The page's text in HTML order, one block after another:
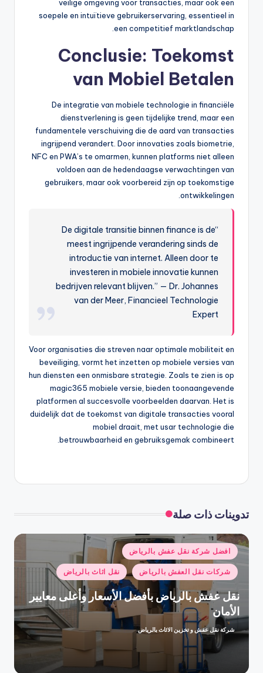
veilige omgeving voor transacties, maar ook een
soepele en intuïtieve gebruikerservaring, essentieel in
een competitief marktlandschap.
Conclusie: Toekomst
van Mobiel Betalen
De integratie van mobiele technologie in financiële
dienstverlening is geen tijdelijke trend, maar een
fundamentele verschuiving die de aard van transacties
ingrijpend verandert. Door innovaties zoals biometrie,
NFC en PWA’s te omarmen, kunnen platforms niet alleen
voldoen aan de hedendaagse verwachtingen van
gebruikers, maar ook voorbereid zijn op toekomstige
ontwikkelingen.
“De digitale transitie binnen finance is de
meest ingrijpende verandering sinds de
introductie van internet. Alleen door te
investeren in mobiele innovatie kunnen
bedrijven relevant blijven.” — Dr. Johannes
van der Meer, Financieel Technologie
Expert
Voor organisaties die streven naar optimale mobiliteit en
beveiliging, vormt het inzetten op mobiele versies van
hun diensten een onmisbare strategie. Zoals te zien is op
magic365 mobiele versie, bieden toonaangevende
platformen al succesvolle voorbeelden daarvan. Het is
duidelijk dat de toekomst van digitale transacties vooral
mobiel draait, met usar technologie die
betrouwbaarheid en gebruiksgemak combineert.
تدوينات ذات صلة
نُشر
في
افضل شركة نقل عفش بالرياض
شركات نقل العفش بالرياض نقل اثاث بالرياض
نقل عفش بالرياض بأفضل الأسعار وأعلى معايير
الأمان
تمّ
بواسطة
شركة نقل عفش و تخزين الاثاث بالرياض